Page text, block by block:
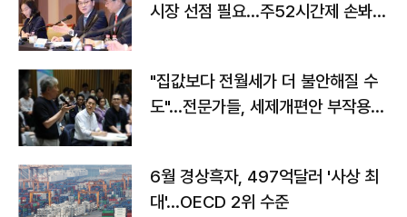
시장 선점 필요…주52시간제 손봐
"집값보다 전월세가 더 불안해질 수
도"…전문가들, 세제개편안 부작용
6월 경상흑자, 497억달러 '사상 최
대'…OECD 2위 수준